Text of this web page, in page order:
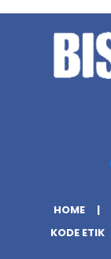
HOME
KODE ETIK